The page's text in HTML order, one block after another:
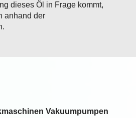
dieses Öl in Frage kommt,
anhand der
Vakuumpumpen